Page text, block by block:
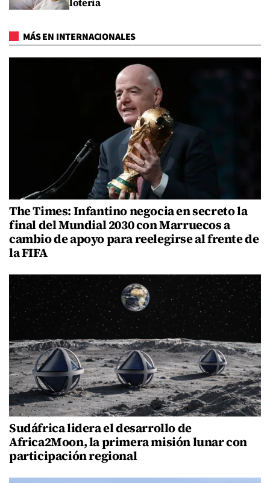
lotería
MÁS EN INTERNACIONALES
The Times: Infantino negocia en secreto la
final del Mundial 2030 con Marruecos a
cambio de apoyo para reelegirse al frente de
la FIFA
Sudáfrica lidera el desarrollo de
Africa2Moon, la primera misión lunar con
participación regional